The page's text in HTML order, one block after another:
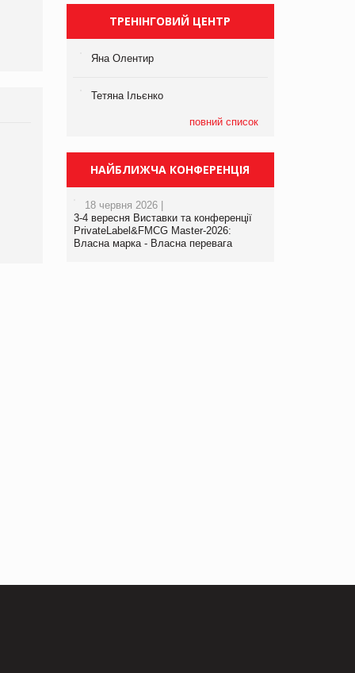
виробництва
ТРЕНІНГОВИЙ ЦЕНТР
Яна Олентир
Тетяна Ільєнко
повний список
НАЙБЛИЖЧА КОНФЕРЕНЦІЯ
18 червня 2026 |
3-4 вересня Виставки та конференції
PrivateLabel&FMCG Master-2026:
Власна марка - Власна перевага